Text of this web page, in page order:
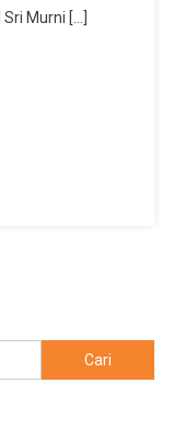
Murni […]
untuk: